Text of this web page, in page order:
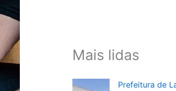
Mais lidas
Prefeitura de